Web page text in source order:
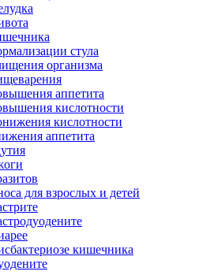
стула
организма
аппетита
кислотности
кислотности
аппетита
для взрослых и детей
кишечника